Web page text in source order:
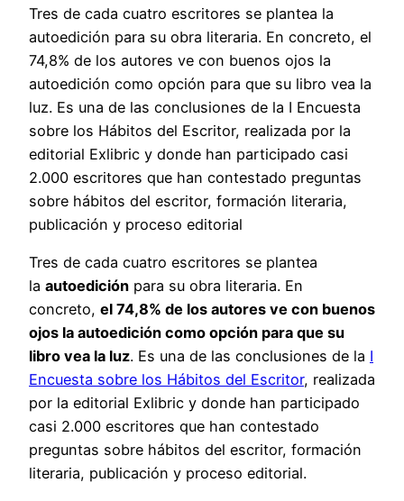
Tres de cada cuatro escritores se plantea la
autoedición para su obra literaria. En concreto, el
74,8% de los autores ve con buenos ojos la
autoedición como opción para que su libro vea la
luz. Es una de las conclusiones de la I Encuesta
sobre los Hábitos del Escritor, realizada por la
editorial Exlibric y donde han participado casi
2.000 escritores que han contestado preguntas
sobre hábitos del escritor, formación literaria,
publicación y proceso editorial
Tres de cada cuatro escritores se plantea
la autoedición para su obra literaria. En
concreto, el 74,8% de los autores ve con buenos
ojos la autoedición como opción para que su
libro vea la luz. Es una de las conclusiones de la I
Encuesta sobre los Hábitos del Escritor, realizada
por la editorial Exlibric y donde han participado
casi 2.000 escritores que han contestado
preguntas sobre hábitos del escritor, formación
literaria, publicación y proceso editorial.